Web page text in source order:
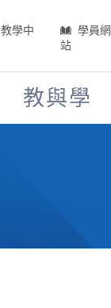
教學中
學員網
站
教與學